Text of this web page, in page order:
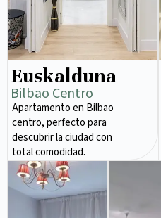
Euskalduna
Bilbao Centro
Apartamento en Bilbao
centro, perfecto para
descubrir la ciudad con
total comodidad.